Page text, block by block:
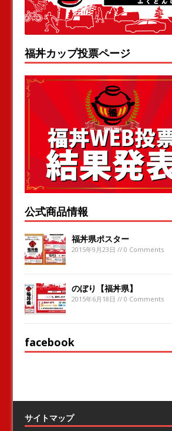
福丼カップ投票ページ
公式商品情報
福丼県ポスター
2015年9月23日 // 0 Comments
のぼり【福丼県】
2015年6月18日 // 0 Comments
facebook
サイトマップ